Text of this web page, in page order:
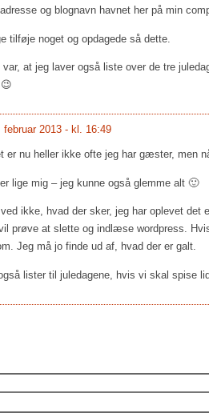
og blognavn havnet her på min
tilføje noget og opdagede så dette.
at jeg laver også liste over de tre
februar 2013 - kl. 16:49
er nu heller ikke ofte jeg har gæster, men
er lige mig – jeg kunne også glemme alt 🙂
ikke, hvad der sker, jeg har oplevet
prøve at slette og indlæse wordpress.
Jeg må jo finde ud af, hvad der er galt.
lister til juledagene, hvis vi skal spise